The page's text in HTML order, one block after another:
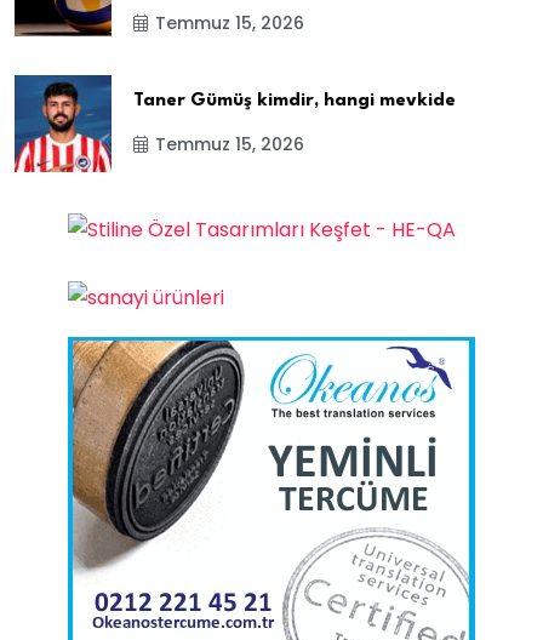
Temmuz 15, 2026
Taner Gümüş kimdir, hangi mevkide
Temmuz 15, 2026